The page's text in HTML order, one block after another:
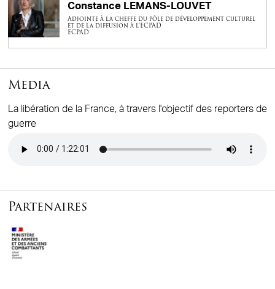
Constance LEMANS-LOUVET
Adjointe à la cheffe du pôle de développement culturel
et de la diffusion à l’ECPAD
ECPAD
Media
La libération de la France, à travers l'objectif des reporters de
guerre
Partenaires